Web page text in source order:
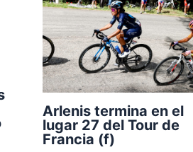
Arlenis termina en el
lugar 27 del Tour de
Francia (f)